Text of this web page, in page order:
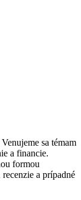
sa témam
a financie.
formou
a prípadné